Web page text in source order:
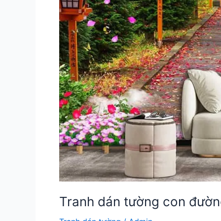
Tranh dán tường con